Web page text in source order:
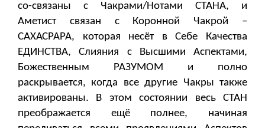
со-связаны с Чакрами/Нотами СТАНА, и
Аметист связан с Коронной Чакрой –
САХАСРАРА, которая несёт в Себе Качества
ЕДИНСТВА, Слияния с Высшими Аспектами,
Божественным РАЗУМОМ и полно
раскрывается, когда все другие Чакры также
активированы. В этом состоянии весь СТАН
преображается ещё полнее, начиная